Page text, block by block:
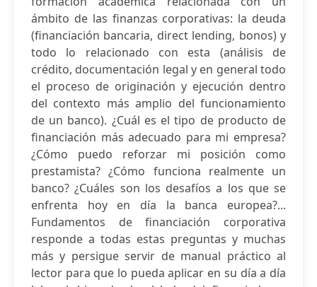
ámbito de las finanzas corporativas: la deuda
(financiación bancaria, direct lending, bonos) y
todo lo relacionado con esta (análisis de
crédito, documentación legal y en general todo
el proceso de originación y ejecución dentro
del contexto más amplio del funcionamiento
de un banco). ¿Cuál es el tipo de producto de
financiación más adecuado para mi empresa?
¿Cómo puedo reforzar mi posición como
prestamista? ¿Cómo funciona realmente un
banco? ¿Cuáles son los desafíos a los que se
enfrenta hoy en día la banca europea?...
Fundamentos de financiación corporativa
responde a todas estas preguntas y muchas
más y persigue servir de manual práctico al
lector para que lo pueda aplicar en su día a día